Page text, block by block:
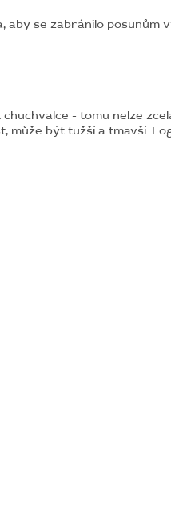
aby se zabránilo posunům
- tomu nelze
být tužší a tmavší.